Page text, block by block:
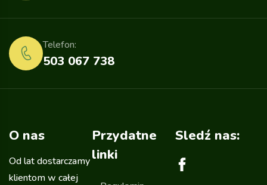
503 067 738
Telefon:
O nas
Od lat dostarczamy
klientom w całej
Przydatne
linki
Sledź nas: